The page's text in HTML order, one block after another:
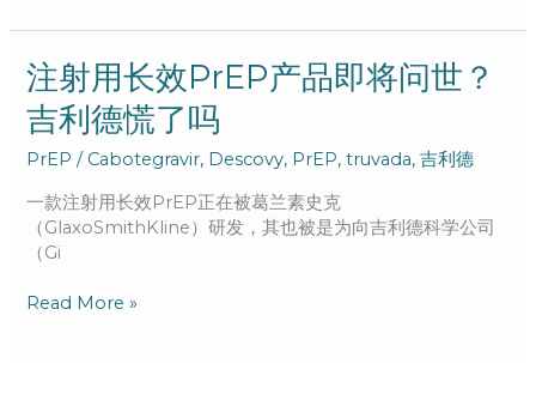
多
重
耐
药
型
HIV
感
染
者
注射用长效PrEP产品即将问世？
吉利德慌了吗
PrEP / Cabotegravir, Descovy, PrEP,truvada,吉利德
一款注射用长效PrEP正在被葛兰素史克
（GlaxoSmithKline）研发，其也被是为向吉利德科学公司
（Gi
注
射
用
效
PrEP
产
品
即
将
Read More »